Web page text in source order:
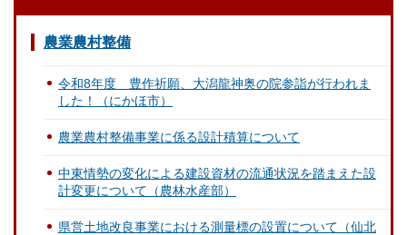
農業農村整備
令和8年度 豊作祈願、大潟龍神奥の院参詣が行われま
した！（にかほ市）
農業農村整備事業に係る設計積算について
中東情勢の変化による建設資材の流通状況を踏まえた設
計変更について（農林水産部）
県営土地改良事業における測量標の設置について（仙北